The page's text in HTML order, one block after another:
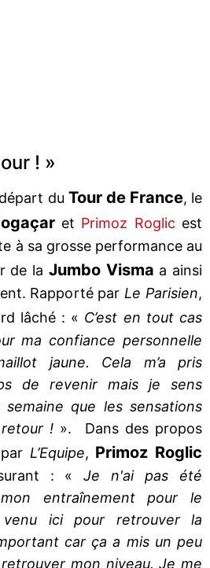
! »
du Tour de France, le
et Primoz Roglic est
à sa grosse performance au
de la Jumbo Visma a ainsi
Rapporté par Le Parisien,
lâché : « C’est en tout cas
ma confiance personnelle
jaune. Cela m’a pris
de revenir mais je sens
que les sensations
! ». Dans des propos
L’Equipe, Primoz Roglic
: «Je n'ai pas été
entraînement pour le
venu ici pour retrouver la
car ça a mis un peu
mon niveau. Je me